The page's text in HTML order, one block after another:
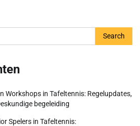
Workshops in Tafeltennis: Regelupdates,
begeleiding
Spelers in Tafeltennis: